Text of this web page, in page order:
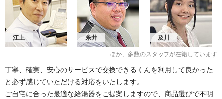
江上 糸井 及川
ほか、多数のスタッフが在籍しています
丁寧、確実、安心のサービスで交換できるくんを利用して良かった
と必ず感じていただける対応をいたします。
ご自宅に合った最適な給湯器をご提案しますので、商品選びで不明